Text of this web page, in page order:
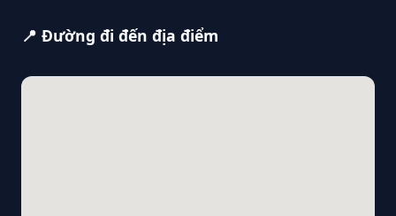
📍 Đường đi đến địa điểm